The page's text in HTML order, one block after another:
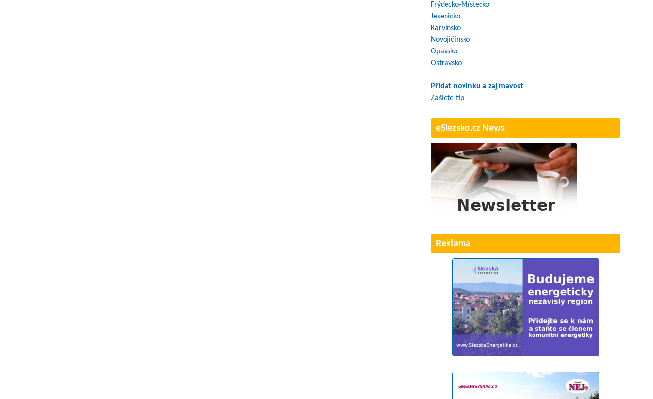
Frýdecko-Místecko
Jesenicko
Karvinsko
Novojičínsko
Opavsko
Ostravsko
Přidat novinku a zajímavost
Zašlete tip
eSlezsko.cz News
Reklama